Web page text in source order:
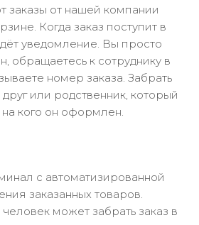
заказы от нашей компании
Когда заказ поступит в
уведомление. Вы просто
обращаетесь к сотруднику в
номер заказа. Забрать
или родственник, который
кого он оформлен.
с автоматизированной
заказанных товаров.
может забрать заказ в